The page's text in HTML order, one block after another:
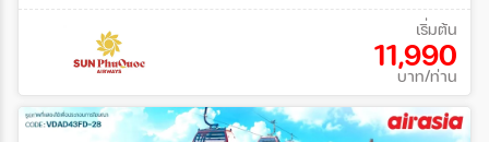
เริ่มต้น
11,990
บาท/ท่าน